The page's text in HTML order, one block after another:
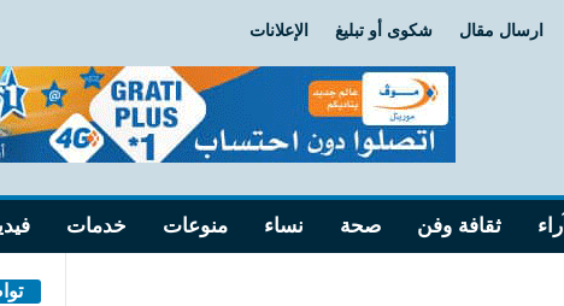
ارسال مقال شكوى أو تبليغ الإعلانات
آراء ثقافة وفن صحة نساء منوعات خدمات